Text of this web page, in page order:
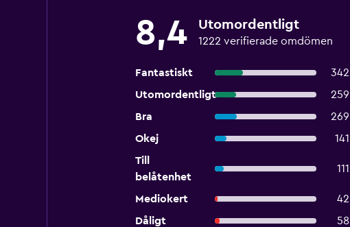
8,4 Utomordentligt
1222 verifierade omdömen
Fantastiskt
342
Utomordentligt
259
Bra
269
Okej
141
Till
belåtenhet
111
Mediokert
42
Dåligt
58